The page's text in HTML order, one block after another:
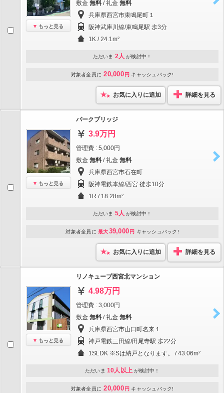
もっと見る
敷金 無料 / 礼金 無料
兵庫県西宮市東鳴尾町１
阪神武庫川線/東鳴尾駅 歩3分
1K / 24.1m²
ただいま 2人 が検討中！
対象者全員に 20,000 円 キャッシュバック!
お気に入りに追加 詳細を見る
もっと見る
パークブリッジ
3.9万円
管理費 : 5,000円
敷金 無料 / 礼金 無料
兵庫県西宮市石在町
阪神電鉄本線/西宮 徒歩10分
1R / 18.28m²
ただいま 5人 が検討中！
対象者全員に 最大39,000 円 キャッシュバック!
お気に入りに追加 詳細を見る
もっと見る
リノキューブ西宮北マンション
4.98万円
管理費 : 3,000円
敷金 無料 / 礼金 無料
兵庫県西宮市山口町名来１
神戸電鉄三田線/田尾寺駅 歩22分
1SLDK ※Sは納戸となります。 / 43.06m²
ただいま 10人以上 が検討中！
対象者全員に 20,000 円 キャッシュバック!